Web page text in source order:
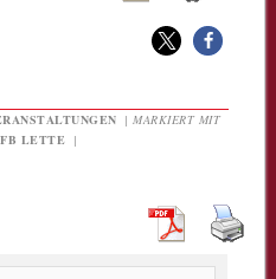
|MARKIERT MIT
LETTE |